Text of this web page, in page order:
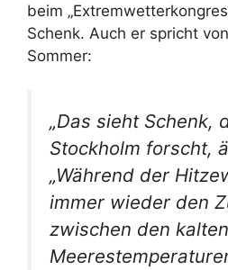
beim
Schenk. Auch er spricht
Sommer:
„Das sieht Schenk,
Stockholm forscht,
„Während der
immer wieder den
zwischen den kalten